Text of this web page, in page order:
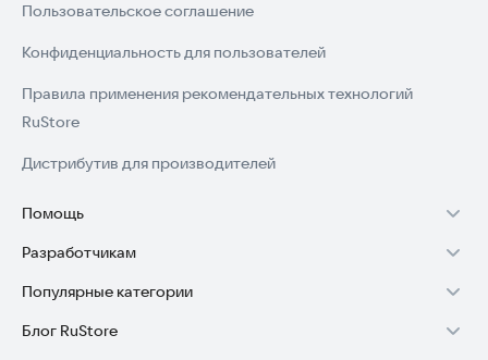
Пользовательское соглашение
Конфиденциальность для пользователей
Правила применения рекомендательных технологий
RuStore
Дистрибутив для производителей
Помощь
Установка RuStore на TV
Установка RuStore на телефон
Установка RuStore в машину
Разработчикам
Зарабатывать с RuStore
Стать разработчиком
Популярные категории
Игры для Android
Блог RuStore